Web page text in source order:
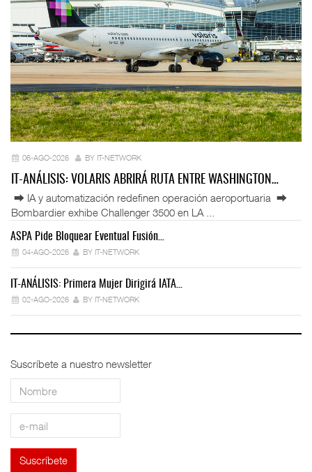
06-AGO-2026 BY IT-NETWORK
IT-ANÁLISIS: VOLARIS ABRIRÁ RUTA ENTRE WASHINGTON…
⮕ IA y automatización redefinen operación aeroportuaria ⮕
Bombardier exhibe Challenger 3500 en LA ...
ASPA Pide Bloquear Eventual Fusión…
04-AGO-2026 BY IT-NETWORK
IT-ANÁLISIS: Primera Mujer Dirigirá IATA…
02-AGO-2026 BY IT-NETWORK
Suscríbete a nuestro newsletter